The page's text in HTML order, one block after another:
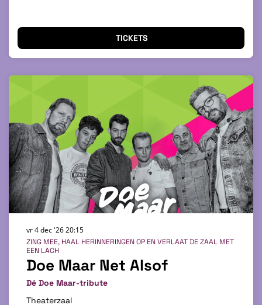
TICKETS
Doe Maar Net Alsof
Dé Doe Maar-tribute
ZING MEE, HAAL HERINNERINGEN OP EN VERLAAT DE ZAAL MET
EEN LACH
vr 4 dec '2620:15
Theaterzaal